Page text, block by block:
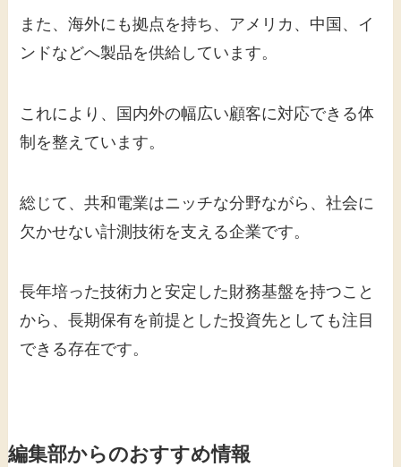
また、海外にも拠点を持ち、アメリカ、中国、イ
ンドなどへ製品を供給しています。
これにより、国内外の幅広い顧客に対応できる体
制を整えています。
総じて、共和電業はニッチな分野ながら、社会に
欠かせない計測技術を支える企業です。
長年培った技術力と安定した財務基盤を持つこと
から、長期保有を前提とした投資先としても注目
できる存在です。
編集部からのおすすめ情報